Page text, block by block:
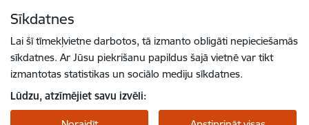
Sīkdatnes
Lai šī tīmekļvietne darbotos, tā izmanto obligāti nepieciešamās
sīkdatnes. Ar Jūsu piekrišanu papildus šajā vietnē var tikt
izmantotas statistikas un sociālo mediju sīkdatnes.
Lūdzu, atzīmējiet savu izvēli: